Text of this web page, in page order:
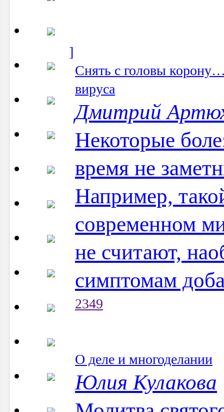
]
Снять с головы
вируса
Дмитрий
Некоторые
время не
Например,
современном
не считают,
симптомам
2349
О деле и многоделании
Юлия Кулакова